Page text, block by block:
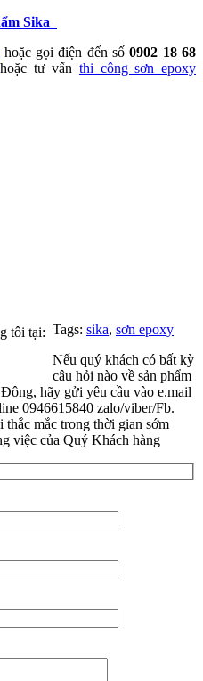
Sika
hoặc gọi điện đến số0902 18 68
tư vấn thi công sơn epoxy
tôi tại: Tags: sika, sơn epoxy
Nếu quý khách có bất kỳ
câu hỏi nào về sản phẩm
hãy gửi yêu cầu vào e.mail
0946615840 zalo/viber/Fb.
thắc mắc trong thời gian sớm
việc của Quý Khách hàng